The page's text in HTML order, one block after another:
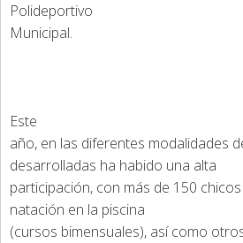
Polideportivo
Municipal.
Este
año, en las diferentes modalidades
desarrolladas ha habido una alta
participación, con más de 150
natación en la piscina
(cursos bimensuales), así como